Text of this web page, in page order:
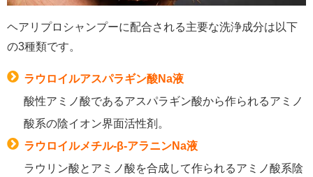
ヘアリプロシャンプーに配合される主要な洗浄成分は以下
の3種類です。
ラウロイルアスパラギン酸Na液
酸性アミノ酸であるアスパラギン酸から作られるアミノ
酸系の陰イオン界面活性剤。
ラウロイルメチル-β-アラニンNa液
ラウリン酸とアミノ酸を合成して作られるアミノ酸系陰